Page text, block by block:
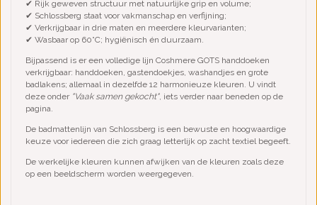
✔ Rijk geweven structuur met natuurlijke grip en volume;
✔ Schlossberg staat voor vakmanschap en verfijning;
✔ Verkrijgbaar in drie maten en meerdere kleurvarianten;
✔ Wasbaar op 60°C; hygiënisch én duurzaam.
Bijpassend is er een volledige lijn Coshmere GOTS handdoeken
verkrijgbaar: handdoeken, gastendoekjes, washandjes en grote
badlakens; allemaal in dezelfde 12 harmonieuze kleuren. U vindt
deze onder "Vaak samen gekocht", iets verder naar beneden op de
pagina.
De badmattenlijn van Schlossberg is een bewuste en hoogwaardige
keuze voor iedereen die zich graag letterlijk op zacht textiel begeeft.
De werkelijke kleuren kunnen afwijken van de kleuren zoals deze
op een beeldscherm worden weergegeven.